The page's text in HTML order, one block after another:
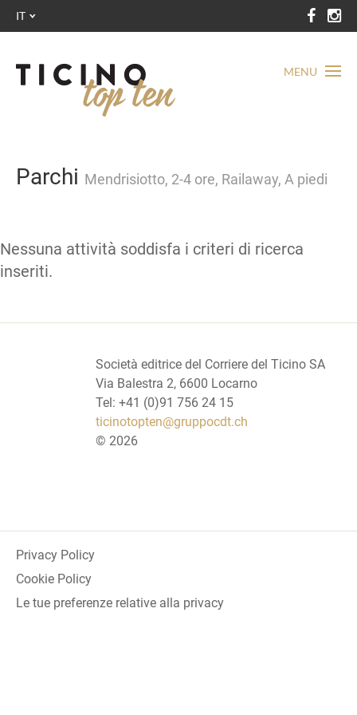
MENU
IT
Parchi Mendrisiotto, 2-4 ore, Railaway, A piedi
Nessuna attività soddisfa i criteri di ricerca
inseriti.
Società editrice del Corriere del Ticino SA
Via Balestra 2, 6600 Locarno
Tel: +41 (0)91 756 24 15
ticinotopten@gruppocdt.ch
© 2026
Privacy Policy
Cookie Policy
Le tue preferenze relative alla privacy